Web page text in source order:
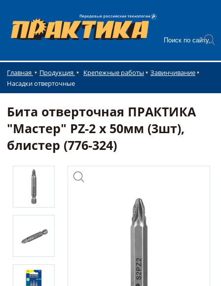
Главная Продукция Крепежные работы
Завинчивание
Насадки отверточные
Бита отверточная ПРАКТИКА
"Мастер" PZ-2 х 50мм (3шт),
блистер (776-324)